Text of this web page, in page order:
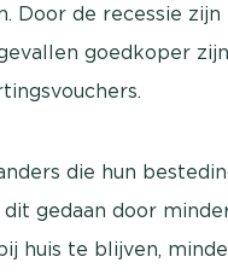
Door de recessie
goedkoper
die hun
gedaan door
huis te blijven,